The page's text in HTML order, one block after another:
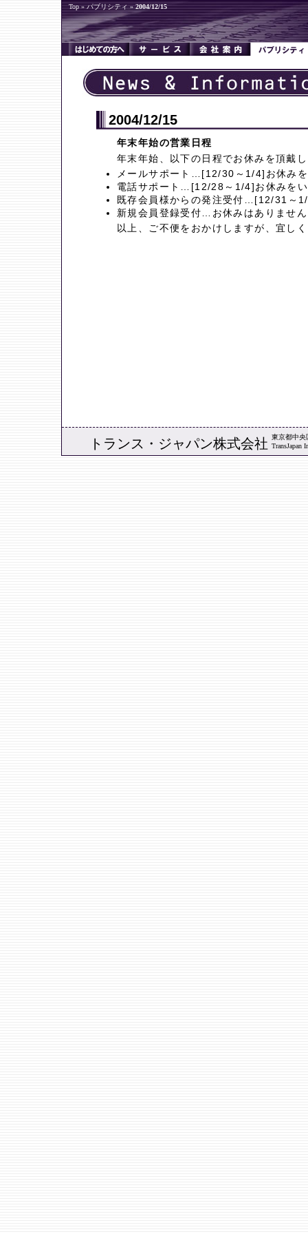
Top » パブリシティ»2004/12/15
2004/12/15
年末年始の営業日程
年末年始、以下の日程でお休みを頂戴
メールサポート…[12/30～1/4]お休み
電話サポート…[12/28～1/4]お休みを
既存会員様からの発注受付…[12/31～
新規会員登録受付…お休みはありません
以上、ご不便をおかけしますが、宜し
トランス・ジャパン株式会社 東京都中央
TransJapan